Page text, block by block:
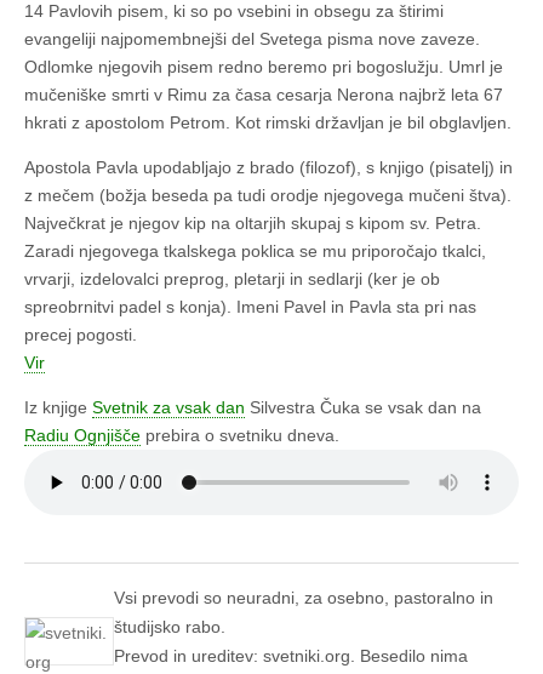
14 Pavlovih pisem, ki so po vsebini in obsegu za štirimi
evangeliji najpomembnejši del Svetega pisma nove zaveze.
Odlomke njegovih pisem redno beremo pri bogoslužju. Umrl je
mučeniške smrti v Rimu za časa cesarja Nerona najbrž leta 67
hkrati z apostolom Petrom. Kot rimski državljan je bil obglavljen.
Apostola Pavla upodabljajo z brado (filozof), s knjigo (pisatelj) in
z mečem (božja beseda pa tudi orodje njegovega mučeni štva).
Največkrat je njegov kip na oltarjih skupaj s kipom sv. Petra.
Zaradi njegovega tkalskega poklica se mu priporočajo tkalci,
vrvarji, izdelovalci preprog, pletarji in sedlarji (ker je ob
spreobrnitvi padel s konja). Imeni Pavel in Pavla sta pri nas
precej pogosti.
Vir
Iz knjige Svetnik za vsak dan Silvestra Čuka se vsak dan na
Radiu Ognjišče prebira o svetniku dneva.
Vsi prevodi so neuradni, za osebno, pastoralno in
študijsko rabo.
Prevod in ureditev: svetniki.org. Besedilo nima